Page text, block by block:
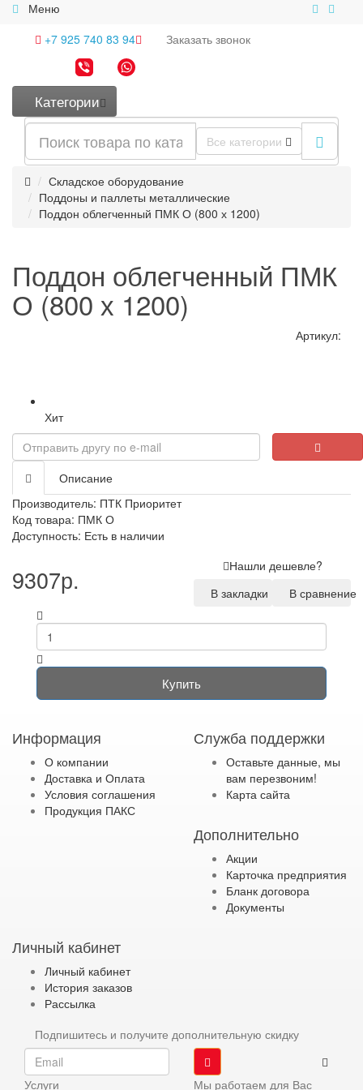
Меню
+7 925 740 83 94
Заказать звонок
Категории
Все категории
Складское оборудование
Поддоны и паллеты металлические
Поддон облегченный ПМК О (800 х 1200)
Поддон облегченный ПМК
О (800 х 1200)
Артикул:
Хит
Описание
Производитель: ПТК Приоритет
Код товара: ПМК О
Доступность: Есть в наличии
9307р.
Нашли дешевле?
В закладки
В сравнение
Купить
Информация
О компании
Доставка и Оплата
Условия соглашения
Продукция ПАКС
Служба поддержки
Оставьте данные, мы
вам перезвоним!
Карта сайта
Дополнительно
Акции
Карточка предприятия
Бланк договора
Документы
Личный кабинет
Личный кабинет
История заказов
Рассылка
Подпишитесь и получите дополнительную скидку
Услуги Мы работаем для Вас